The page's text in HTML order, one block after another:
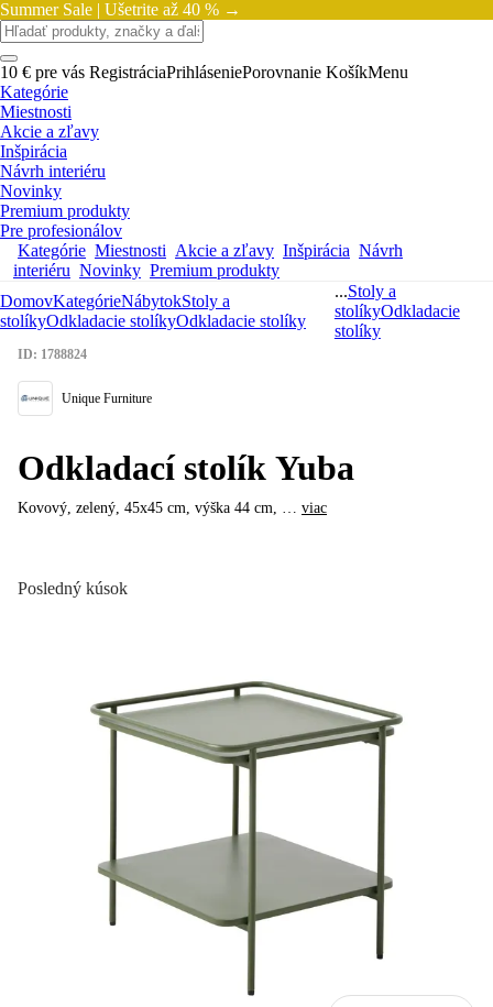
Summer Sale | Ušetrite až 40 % →
10 € pre vás RegistráciaPrihláseniePorovnanie KošíkMenu
Kategórie
Miestnosti
Akcie a zľavy
Inšpirácia
Návrh interiéru
Novinky
Premium produkty
Pre profesionálov
Kategórie Miestnosti Akcie a zľavy Inšpirácia Návrh
interiéru Novinky Premium produkty
DomovKategórieNábytokStoly a
stolíkyOdkladacie stolíkyOdkladacie stolíky
...Stoly a
stolíkyOdkladacie
stolíky
Posledný kúsok
ID: 1788824
Unique Furniture
Odkladací stolík Yuba
Kovový, zelený, 45x45 cm, výška 44 cm, … viac